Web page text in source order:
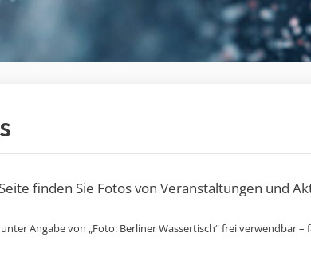
finden Sie Fotos von Veranstaltungen und
Angabe von „Foto: Berliner Wassertisch“ frei verwendbar